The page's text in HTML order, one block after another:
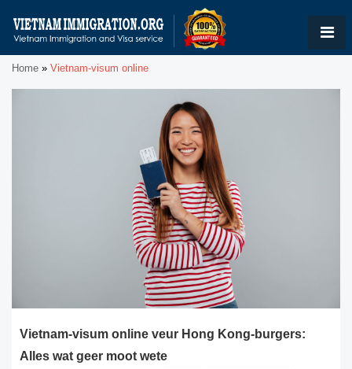
Home » Vietnam-visum online
Vietnam-visum online veur Hong Kong-burgers:
Alles wat geer moot wete